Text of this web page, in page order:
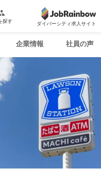
探す ダイバーシティ求人サイト
企業情報 社員の声
ーポリシー
の企業様
MAGAZINE
© 2016 JobRainbow Co.,Ltd.